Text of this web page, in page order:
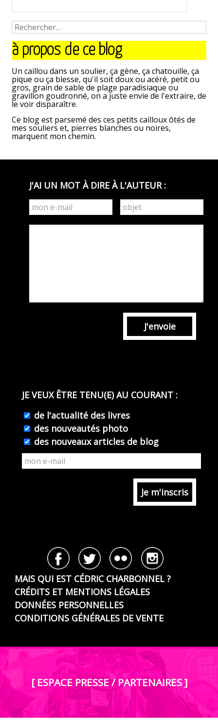
à propos de ce blog
Un caillou dans un soulier, ça gène, ça chatouille, ça
pique ou ça blesse, qu'il soit doux ou acéré, petit ou
gros, grain de sable de plage paradisiaque ou
gravillon goudronné, on a juste envie de l'extraire, de
le voir disparaître.
Ce blog est parsemé des ces petits cailloux ôtés de
mes souliers et, pierres blanches ou noires,
marquent mon chemin.
J'AI UN MOT À DIRE À L'AUTEUR :
J'envoie
JE VEUX ÊTRE TENU(E) AU COURANT :
de l'actualité des livres
des nouveautés photo
des nouveaux articles de blog
MAIS QUI EST CÉDRIC CHARBONNEL ?
CRÉDITS ET MENTIONS LÉGALES
DONNÉES PERSONNELLES
CONDITIONS GÉNÉRALES DE VENTE
[ ESPACE PRESSE / PARTENAIRES ]